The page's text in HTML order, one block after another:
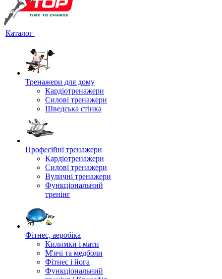
Каталог
Тренажери для дому
Кардіотренажери
Силові тренажери
Шведська стінка
Професійні тренажери
Кардіотренажери
Силові тренажери
Вуличні тренажери
Функціональний
тренінг
Фітнес, аеробіка
Килимки і мати
М'ячі та медболи
Фітнес і йога
Функціональний